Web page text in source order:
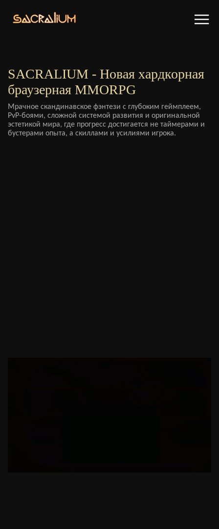
SACRALIUM - Новая хардкорная
браузерная MMORPG
Мрачное скандинавское фэнтези с глубоким геймплеем,
PvP-боями, сложной системой развития и оригинальной
эстетикой мира, где прогресс достигается не таймерами и
бустерами опыта, а скиллами и усилиями игрока.